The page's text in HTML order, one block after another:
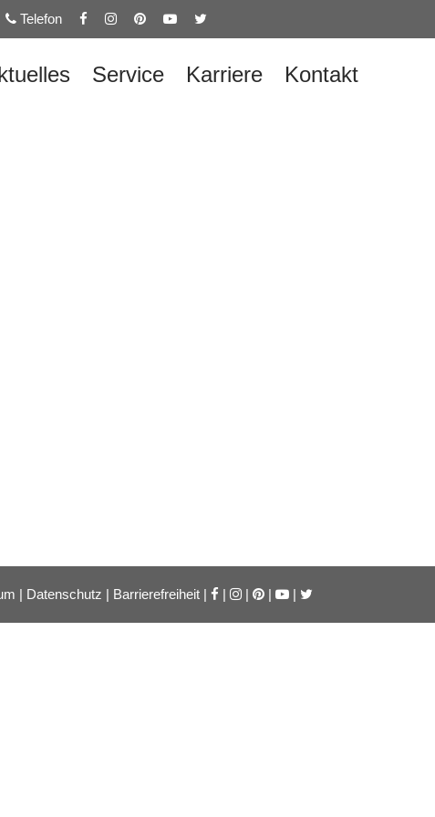
Telefon
Service Karriere Kontakt
| Datenschutz | Barrierefreiheit | | | | |